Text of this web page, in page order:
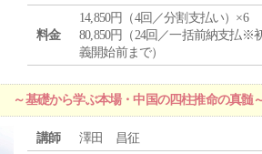
料金
14,850円（4回／分割支払い）×6
80,850円（24回／一括前納支払※
義開始前まで）
～基礎から学ぶ本場・中国の四柱推命の真髄
講師
澤田 昌征